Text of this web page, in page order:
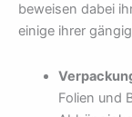
beweisen dabei
einige ihrer
Folien und